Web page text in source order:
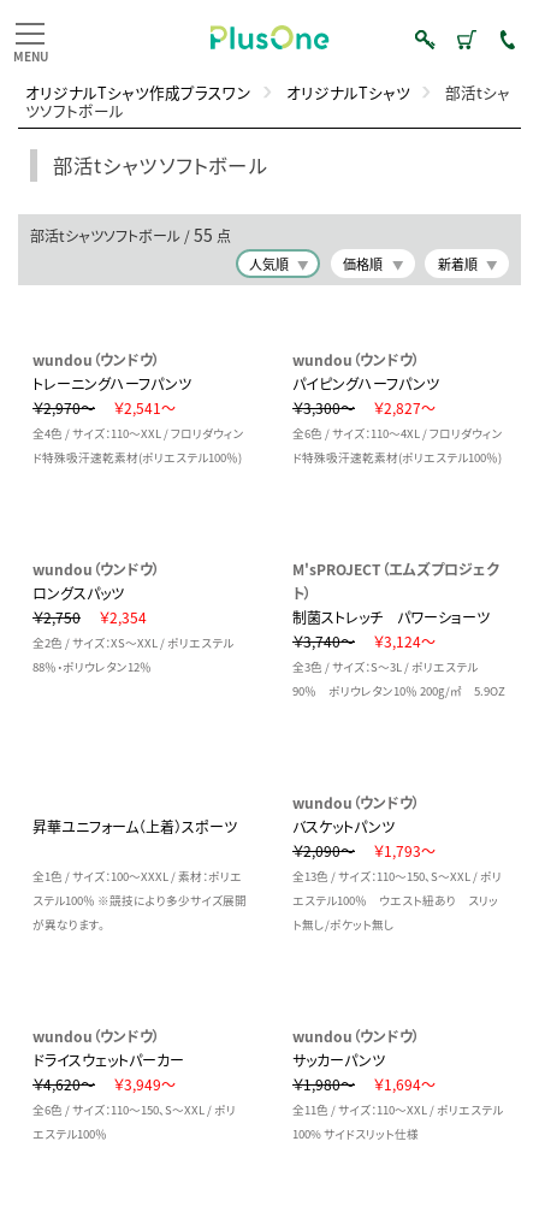
オリジナルTシャツ作成プラスワン オリジナルTシャツ 部活tシャ
ツソフトボール
部活tシャツソフトボール
部活tシャツソフトボール /55 点
人気順 価格順 新着順
wundou（ウンドウ）
トレーニングハーフパンツ
￥2,970～
￥2,541～
全4色 / サイズ：110～XXL / フロリダウィン
ド特殊吸汗速乾素材(ポリエステル100％)
wundou（ウンドウ）
パイピングハーフパンツ
￥3,300～
￥2,827～
全6色 / サイズ：110～4XL / フロリダウィン
ド特殊吸汗速乾素材(ポリエステル100％)
wundou（ウンドウ）
ロングスパッツ
￥2,750
￥2,354
全2色 / サイズ：XS～XXL / ポリエステル
88％・ポリウレタン12％
M'sPROJECT（エムズプロジェク
ト）
制菌ストレッチ パワーショーツ
￥3,740～
￥3,124～
全3色 / サイズ：S～3L / ポリエステル
90％ ポリウレタン10％ 200g/㎡ 5.9OZ
昇華ユニフォーム（上着）スポーツ
全1色 / サイズ：100～XXXL / 素材：ポリエ
ステル100％ ※競技により多少サイズ展開
が異なります。
wundou（ウンドウ）
バスケットパンツ
￥2,090～
￥1,793～
全13色 / サイズ：110～150、S～XXL / ポリ
エステル100％ ウエスト紐あり スリッ
ト無し/ポケット無し
wundou（ウンドウ）
ドライスウェットパーカー
￥4,620～
￥3,949～
全6色 / サイズ：110～150、S～XXL / ポリ
エステル100％
wundou（ウンドウ）
サッカーパンツ
￥1,980～
￥1,694～
全11色 / サイズ：110～XXL / ポリエステル
100% サイドスリット仕様